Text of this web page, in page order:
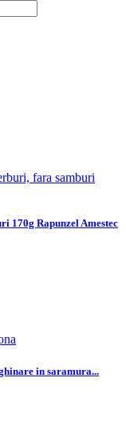
170g RapunzelAmestec
in saramura...